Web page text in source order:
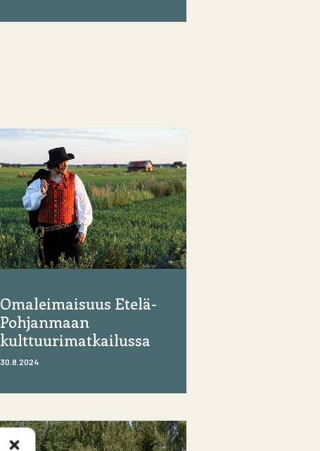
Omaleimaisuus Etelä-
Pohjanmaan
kulttuurimatkailussa
30.8.2024